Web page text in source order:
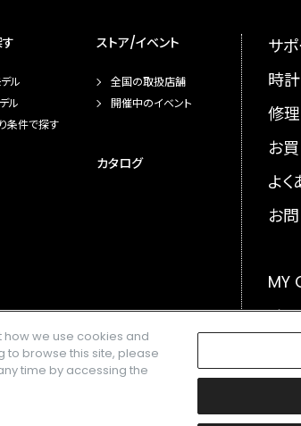
ル
ル
条件で探す
ストア/イベント
全国の取扱店舗
開催中のイベント
カタログ
サ
時
修理
お
よ
お
MY
メ
we use cookies and
to browse this site, please
time by accessing the